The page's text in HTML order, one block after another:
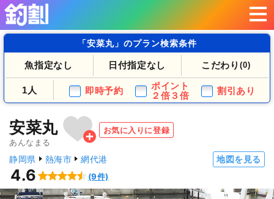
「安菜丸」のプラン検索条件
魚指定なし 日付指定なし こだわり (0)
1人 即時予約
ポイント
２倍３倍
割引あり
安菜丸
あんなまる
お気に入りに登録
静岡県 熱海市 網代港 地図を見る
4.6 (9件)